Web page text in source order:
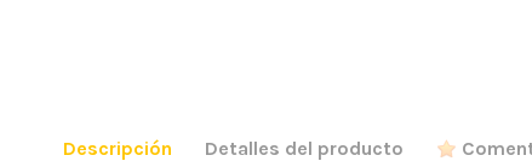
Descripción Detalles del producto